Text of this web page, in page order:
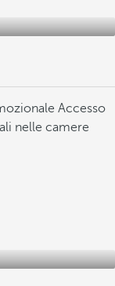
Accesso
nelle camere